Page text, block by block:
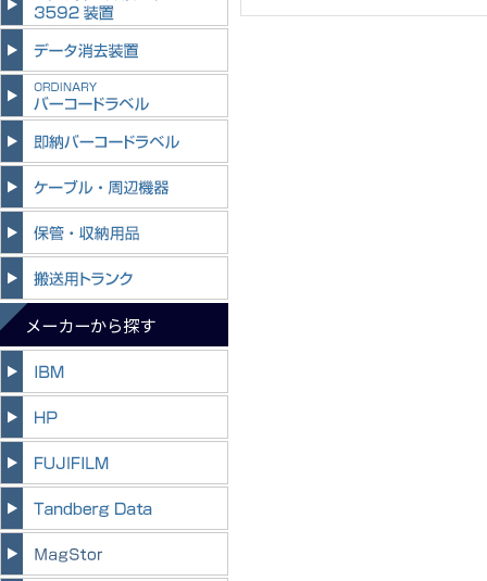
メーカーから探す